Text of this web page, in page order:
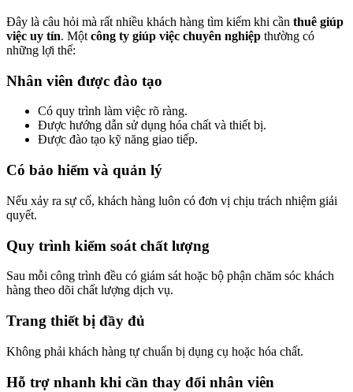
Đây là câu hỏi mà rất nhiều khách hàng tìm kiếm khi cần thuê giúp
việc uy tín. Một công ty giúp việc chuyên nghiệp thường có
những lợi thế:
Nhân viên được đào tạo
Có quy trình làm việc rõ ràng.
Được hướng dẫn sử dụng hóa chất và thiết bị.
Được đào tạo kỹ năng giao tiếp.
Có bảo hiểm và quản lý
Nếu xảy ra sự cố, khách hàng luôn có đơn vị chịu trách nhiệm giải
quyết.
Quy trình kiểm soát chất lượng
Sau mỗi công trình đều có giám sát hoặc bộ phận chăm sóc khách
hàng theo dõi chất lượng dịch vụ.
Trang thiết bị đầy đủ
Không phải khách hàng tự chuẩn bị dụng cụ hoặc hóa chất.
Hỗ trợ nhanh khi cần thay đổi nhân viên